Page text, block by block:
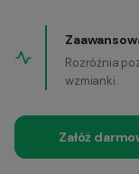
Rozróżnia
wzmianki.
Załóż